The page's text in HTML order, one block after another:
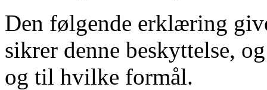
Den følgende erklæring
sikrer denne beskyttelse,
og til hvilke formål.